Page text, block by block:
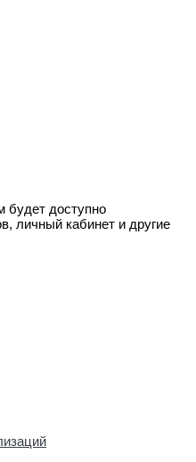
будет доступно
личный кабинет и другие